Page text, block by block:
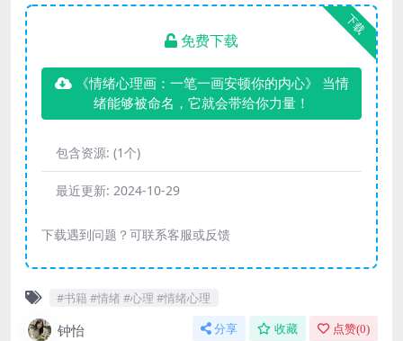
下载
免费下载
《情绪心理画：一笔一画安顿你的内心》 当情
绪能够被命名，它就会带给你力量！
包含资源: (1个)
最近更新: 2024-10-29
下载遇到问题？可联系客服或反馈
#书籍 #情绪 #心理 #情绪心理
钟怡 分享 收藏 点赞(0)